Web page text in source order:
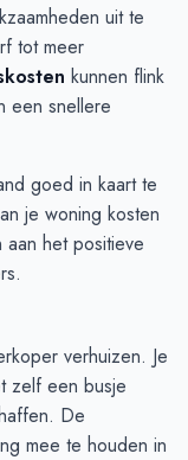
uit te
tot meer
kunnen flink
een snellere
goed in kaart te
je woning kosten
aan het positieve
verhuizen. Je
zelf een busje
De
mee te houden in